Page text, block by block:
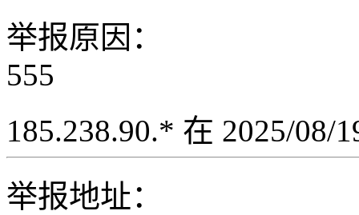
举报原因：
555
185.238.90.* 在 2025/08/
举报地址：